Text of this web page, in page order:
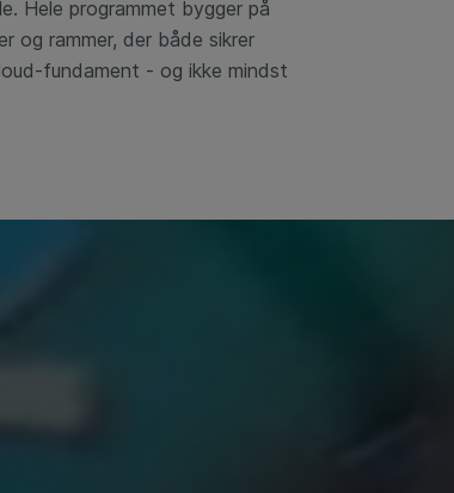
Hele programmet bygger på
og rammer, der både sikrer
fundament - og ikke mindst